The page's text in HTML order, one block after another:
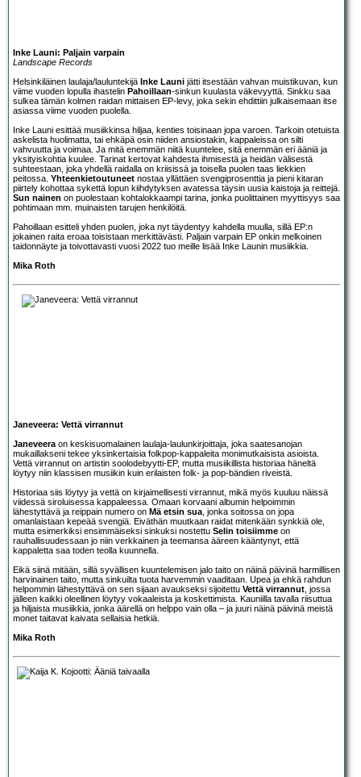
Inke Launi: Paljain varpain
Landscape Records
Helsinkiläinen laulaja/lauluntekijä Inke Launi jätti itsestään vahvan muistikuvan, kun
viime vuoden lopulla ihastelin Pahoillaan-sinkun kuulasta väkevyyttä. Sinkku saa
sulkea tämän kolmen raidan mittaisen EP-levy, joka sekin ehdittiin julkaisemaan itse
asiassa viime vuoden puolella.
Inke Launi esittää musiikkinsa hiljaa, kenties toisinaan jopa varoen. Tarkoin otetuista
askelista huolimatta, tai ehkäpä osin niiden ansiostakin, kappaleissa on silti
vahvuutta ja voimaa. Ja mitä enemmän niitä kuuntelee, sitä enemmän eri ääniä ja
yksityiskohtia kuulee. Tarinat kertovat kahdesta ihmisestä ja heidän välisestä
suhteestaan, joka yhdellä raidalla on kriisissä ja toisella puolen taas liekkien
peitossa. Yhteenkietoutuneet nostaa yllättäen svengiprosenttia ja pieni kitaran
piirtely kohottaa sykettä lopun kiihdytyksen avatessa täysin uusia kaistoja ja reittejä.
Sun nainen on puolestaan kohtalokkaampi tarina, jonka puolittainen myyttisyys saa
pohtimaan mm. muinaisten tarujen henkilöitä.
Pahoillaan esitteli yhden puolen, joka nyt täydentyy kahdella muulla, sillä EP:n
jokainen raita eroaa toisistaan merkittävästi. Paljain varpain EP onkin melkoinen
taidonnäyte ja toivottavasti vuosi 2022 tuo meille lisää Inke Launin musiikkia.
Mika Roth
Janeveera: Vettä virrannut
Janeveera on keskisuomalainen laulaja-laulunkirjoittaja, joka saatesanojan
mukaillakseni tekee yksinkertaisia folkpop-kappaleita monimutkaisista asioista.
Vettä virrannut on artistin soolodebyytti-EP, mutta musiikillista historiaa häneltä
löytyy niin klassisen musiikin kuin erilaisten folk- ja pop-bändien riveistä.
Historiaa siis löytyy ja vettä on kirjaimellisesti virrannut, mikä myös kuuluu näissä
viidessä siroluisessa kappaleessa. Omaan korvaani albumin helpoimmin
lähestyttävä ja reippain numero on Mä etsin sua , jonka soitossa on jopa
omanlaistaan kepeää svengiä. Eiväthän muutkaan raidat mitenkään synkkiä ole,
mutta esimerkiksi ensimmäiseksi sinkuksi nostettu Selin toisiimme on
rauhallisuudessaan jo niin verkkainen ja teemansa ääreen kääntynyt, että
kappaletta saa toden teolla kuunnella.
Eikä siinä mitään, sillä syvällisen kuuntelemisen jalo taito on näinä päivinä harmillisen
harvinainen taito, mutta sinkuilta tuota harvemmin vaaditaan. Upea ja ehkä rahdun
helpommin lähestyttävä on sen sijaan avaukseksi sijoitettu Vettä virrannut , jossa
jälleen kaikki oleellinen löytyy vokaaleista ja koskettimista. Kauniilla tavalla riisuttua
ja hiljaista musiikkia, jonka äärellä on helppo vain olla – ja juuri näinä päivinä meistä
monet taitavat kaivata sellaisia hetkiä.
Mika Roth